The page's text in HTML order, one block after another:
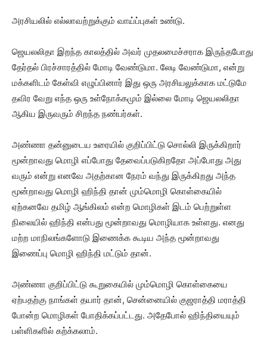
அரசியலில் எல்லாவற்றுக்கும் வாய்ப்புகள் உண்டு.
ஜெயலலிதா இறந்த காலத்தில் அவர் முதலமைச்சராக இருந்தபோது
தேர்தல் பிரச்சாரத்தில் மோடி வேண்டுமா. லேடி வேண்டுமா, என்று
மக்களிடம் கேள்வி எழுப்பினார் இது ஒரு அரசியலுக்காக மட்டுமே
தவிர வேறு எந்த ஒரு உள்நோக்கமும் இல்லை மோடி ஜெயலலிதா
ஆகிய இருவரும் சிறந்த நண்பர்கள்.
அண்ணா தன்னுடைய உரையில் குறிப்பிட்டு சொல்லி இருக்கிறார்
மூன்றாவது மொழி எப்போது தேவைப்படுகிறதோ அப்போது அது
வரும் என்று எனவே அதற்கான நேரம் வந்து இருக்கிறது அந்த
மூன்றாவது மொழி ஹிந்தி தான் மும்மொழி கொள்கையில்
ஏற்கனவே தமிழ் ஆங்கிலம் என்ற மொழிகள் இடம் பெற்றுள்ள
நிலையில் ஹிந்தி என்பது மூன்றாவது மொழியாக உள்ளது. எனது
மற்ற மாநிலங்களோடு இணைக்க கூடிய அந்த மூன்றாவது
இணைப்பு மொழி ஹிந்தி மட்டும் தான்.
அண்ணா குறிப்பிட்டு கூறுகையில் மும்மொழி கொள்கையை
ஏற்பதற்கு நாங்கள் தயார் தான், சென்னையில் குஜராத்தி மராத்தி
போன்ற மொழிகள் போதிக்கப்பட்டது. அதேபோல் ஹிந்தியையும்
பள்ளிகளில் கற்க்கலாம்.